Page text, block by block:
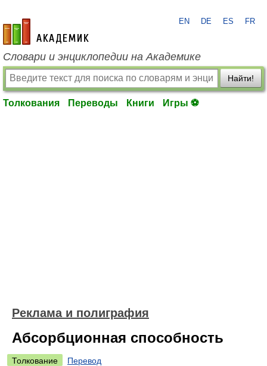
academic.ru
EN DE ES FR
Словари и энциклопедии на Академике
Найти!
Толкования Переводы Книги Игры ⚽
Реклама и полиграфия
Абсорбционная способность
Толкование
Перевод